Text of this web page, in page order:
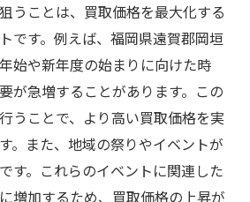
うことは、買取価格を最大化する
です。例えば、福岡県遠賀郡岡垣
始や新年度の始まりに向けた時
が急増することがあります。この
うことで、より高い買取価格を実
。また、地域の祭りやイベントが
す。これらのイベントに関連した
増加するため、買取価格の上昇が